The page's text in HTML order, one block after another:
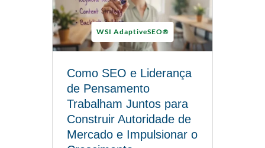
WSI AdaptiveSEO®
Como SEO e Liderança
de Pensamento
Trabalham Juntos para
Construir Autoridade de
Mercado e Impulsionar o